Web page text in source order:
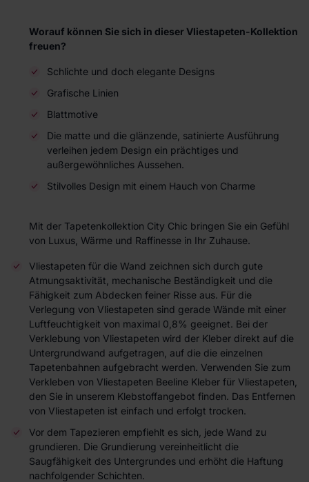
Worauf können Sie sich in dieser Vliestapeten-Kollektion
freuen?
Schlichte und doch elegante Designs
Grafische Linien
Blattmotive
Die matte und die glänzende, satinierte Ausführung
verleihen jedem Design ein prächtiges und
außergewöhnliches Aussehen.
Stilvolles Design mit einem Hauch von Charme
Mit der Tapetenkollektion City Chic bringen Sie ein Gefühl
von Luxus, Wärme und Raffinesse in Ihr Zuhause.
Vliestapeten für die Wand zeichnen sich durch gute
Atmungsaktivität, mechanische Beständigkeit und die
Fähigkeit zum Abdecken feiner Risse aus. Für die
Verlegung von Vliestapeten sind gerade Wände mit einer
Luftfeuchtigkeit von maximal 0,8% geeignet. Bei der
Verklebung von Vliestapeten wird der Kleber direkt auf die
Untergrundwand aufgetragen, auf die die einzelnen
Tapetenbahnen aufgebracht werden. Verwenden Sie zum
Verkleben von Vliestapeten Beeline Kleber für Vliestapeten,
den Sie in unserem Klebstoffangebot finden. Das Entfernen
von Vliestapeten ist einfach und erfolgt trocken.
Vor dem Tapezieren empfiehlt es sich, jede Wand zu
grundieren. Die Grundierung vereinheitlicht die
Saugfähigkeit des Untergrundes und erhöht die Haftung
nachfolgender Schichten.